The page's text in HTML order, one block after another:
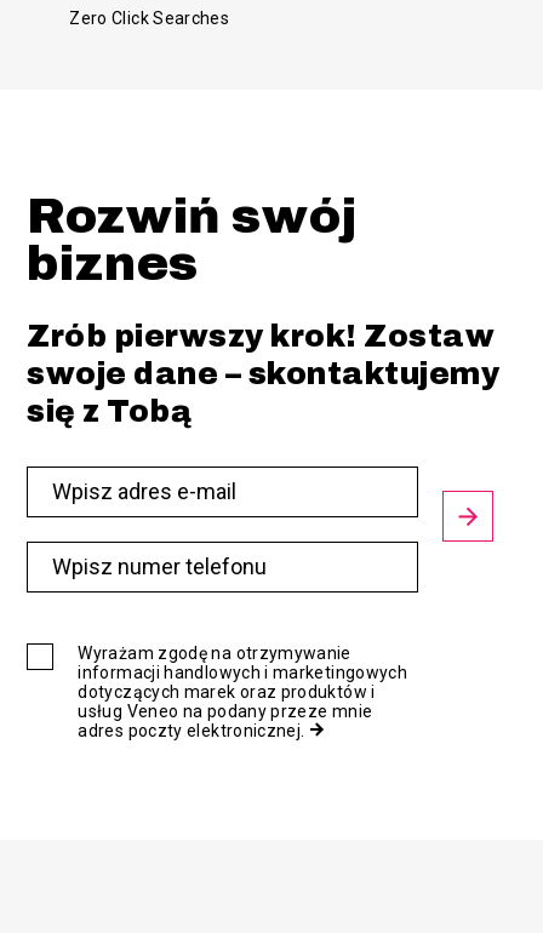
Zero Click Searches
Rozwiń swój
biznes
Zrób pierwszy krok! Zostaw
swoje dane – skontaktujemy
się z Tobą
Wyrażam zgodę na otrzymywanie
informacji handlowych i marketingowych
dotyczących marek oraz produktów i
usług Veneo na podany przeze mnie
adres poczty elektronicznej.